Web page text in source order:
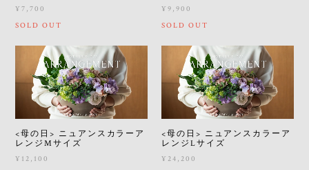
¥7,700
SOLD OUT
¥9,900
SOLD OUT
<母の日> ニュアンスカラーア
レンジMサイズ
¥12,100
<母の日> ニュアンスカラーア
レンジLサイズ
¥24,200